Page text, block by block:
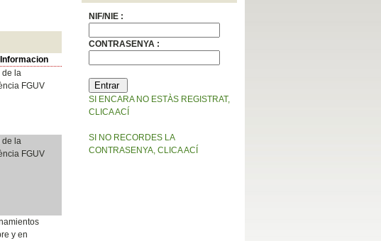
NIF/NIE :
CONTRASENYA :
SI ENCARA NO ESTÀS REGISTRAT,
CLICA ACÍ
SI NO RECORDES LA
CONTRASENYA, CLICA ACÍ
de la
FGUV
de la
FGUV
y en